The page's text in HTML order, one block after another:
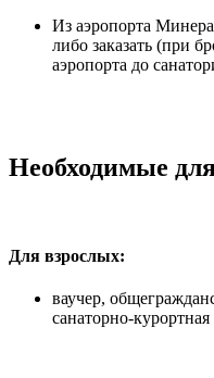
Из аэропорта
либо заказать (при
аэропорта до
Необходимые
Для взрослых:
ваучер,
санаторно-курортная